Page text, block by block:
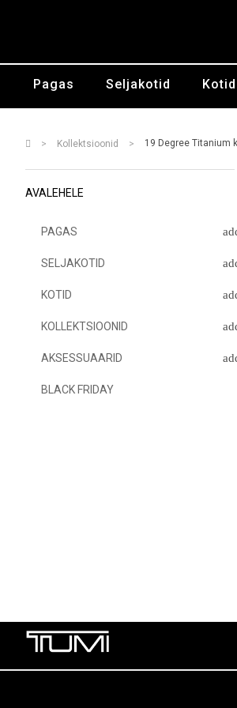
Pagas Seljakotid Kotid
Kollektsioonid 19 Degree Titanium
AVALEHELE
PAGAS
SELJAKOTID
KOTID
KOLLEKTSIOONID
AKSESSUAARID
BLACK FRIDAY